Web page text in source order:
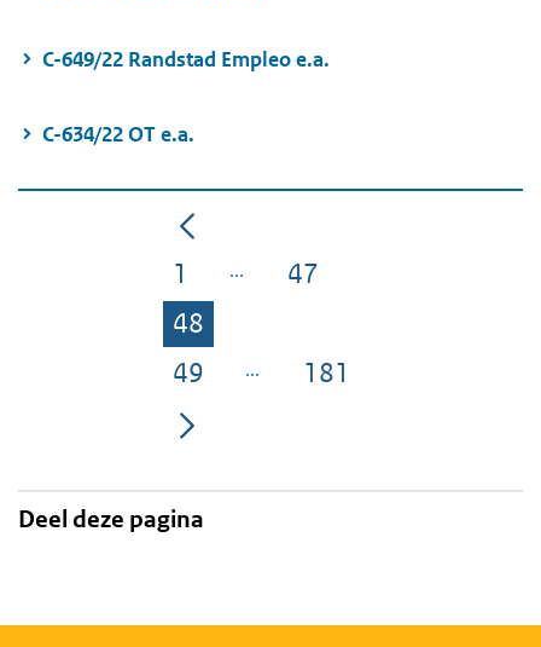
C-649/22 Randstad Empleo e.a.
C-634/22 OT e.a.
Pagina
1 Pagina
47
Pagina
48
Pagina
49 Pagina
181
Deel deze pagina